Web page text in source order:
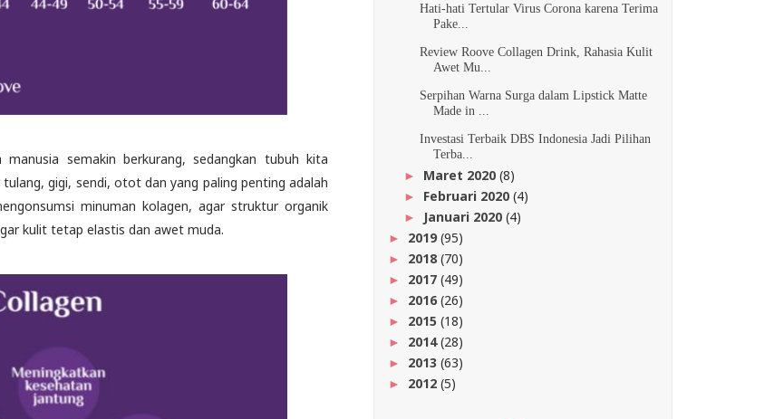
semakin berkurang, sedangkan tubuh kita
gigi, sendi, otot dan yang paling penting adalah
minuman kolagen, agar struktur organik
kulit tetap elastis dan awet muda.
Hati-hati Tertular Virus Corona karena Terima
Pake...
Review Roove Collagen Drink, Rahasia Kulit
Awet Mu...
Serpihan Warna Surga dalam Lipstick Matte
Made in ...
Investasi Terbaik DBS Indonesia Jadi Pilihan
Terba...
► Maret 2020 (8)
► Februari 2020 (4)
► Januari 2020 (4)
► 2019(95)
► 2018 (70)
► 2017 (49)
► 2016(26)
► 2015 (18)
► 2014(28)
► 2013 (63)
► 2012 (5)